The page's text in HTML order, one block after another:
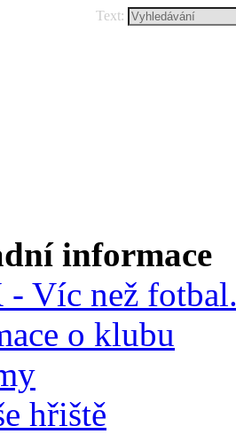
Text:
informace
- Víc než
o klubu
hřiště